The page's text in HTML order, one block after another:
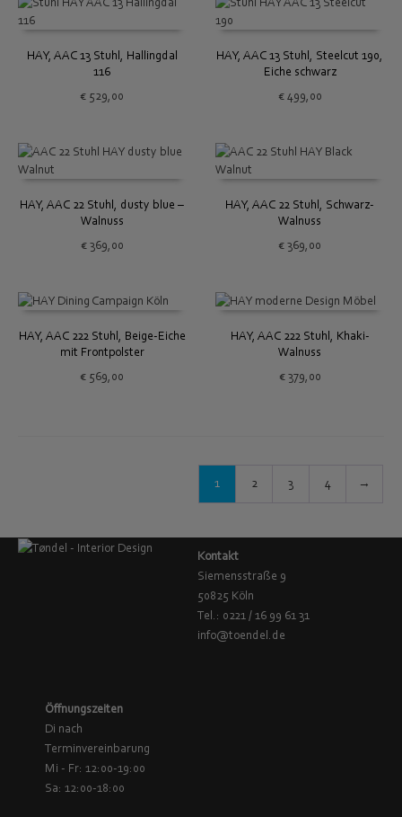
HAY, AAC 13 Stuhl, Hallingdal
116
€ 529,00
HAY, AAC 13 Stuhl, Steelcut 190,
Eiche schwarz
€499,00
HAY, AAC 22 Stuhl, dusty blue –
Walnuss
€369,00
HAY, AAC 22 Stuhl, Schwarz-
Walnuss
€ 369,00
HAY, AAC 222 Stuhl, Beige-Eiche
mit Frontpolster
€ 569,00
HAY, AAC 222 Stuhl, Khaki-
Walnuss
€379,00
1 2 3 4 →
Kontakt
Siemensstraße 9
50825 Köln
Tel.: 0221 / 16 99 61 31
info@toendel.de
Öffnungszeiten
Di nach
Terminvereinbarung
Mi - Fr: 12:00-19:00
Sa: 12:00-18:00